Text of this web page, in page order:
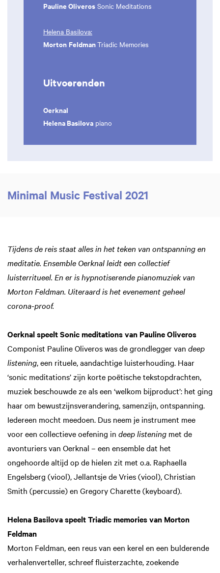
Pauline Oliveros Sonic Meditations
Helena Basilova:
Morton FeldmanTriadic Memories
Uitvoerenden
Oerknal
Helena Basilova piano
Minimal Music Festival 2021
Tijdens de reis staat alles in het teken van ontspanning en
meditatie. Ensemble Oerknal leidt een collectief
luisterritueel. En er is hypnotiserende pianomuziek van
Morton Feldman. Uiteraard is het evenement geheel
corona-proof.
Oerknal speelt Sonic meditations van Pauline Oliveros
Componist Pauline Oliveros was de grondlegger van deep
listening, een rituele, aandachtige luisterhouding. Haar
‘sonic meditations’ zijn korte poëtische tekstopdrachten,
muziek beschouwde ze als een ‘welkom bijproduct’: het ging
haar om bewustzijnsverandering, samenzijn, ontspanning.
Iedereen mocht meedoen. Dus neem je instrument mee
voor een collectieve oefening in deep listening met de
avonturiers van Oerknal – een ensemble dat het
ongehoorde altijd op de hielen zit met o.a. Raphaella
Engelsberg (viool), Jellantsje de Vries (viool), Christian
Smith (percussie) en Gregory Charette (keyboard).
Helena Basilova speelt Triadic memories van Morton
Feldman
Morton Feldman, een reus van een kerel en een bulderende
verhalenverteller, schreef fluisterzachte, zoekende